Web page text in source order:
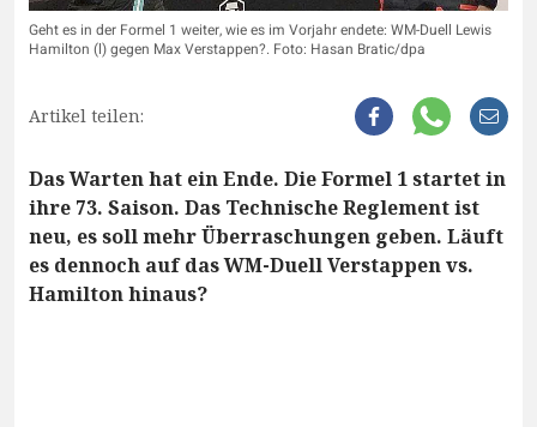
Geht es in der Formel 1 weiter, wie es im Vorjahr endete: WM-Duell Lewis
Hamilton (l) gegen Max Verstappen?. Foto: Hasan Bratic/dpa
Artikel teilen:
Das Warten hat ein Ende. Die Formel 1 startet in
ihre 73. Saison. Das Technische Reglement ist
neu, es soll mehr Überraschungen geben. Läuft
es dennoch auf das WM-Duell Verstappen vs.
Hamilton hinaus?